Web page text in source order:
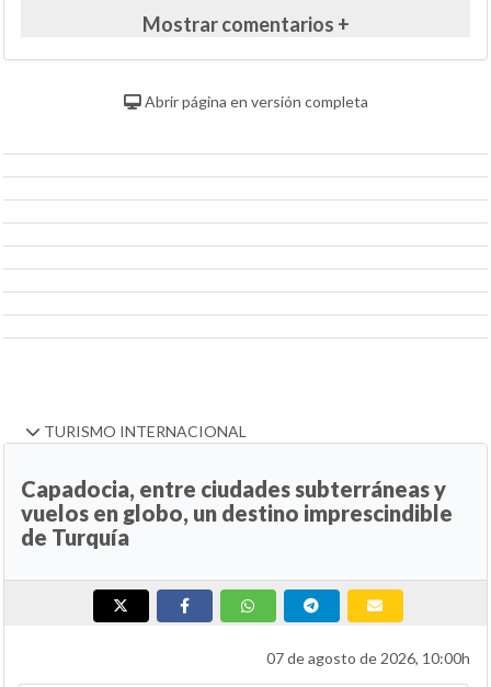
Mostrar comentarios +
Abrir página en versión completa
TURISMO INTERNACIONAL
Capadocia, entre ciudades subterráneas y
vuelos en globo, un destino imprescindible
de Turquía
07 de agosto de 2026, 10:00h